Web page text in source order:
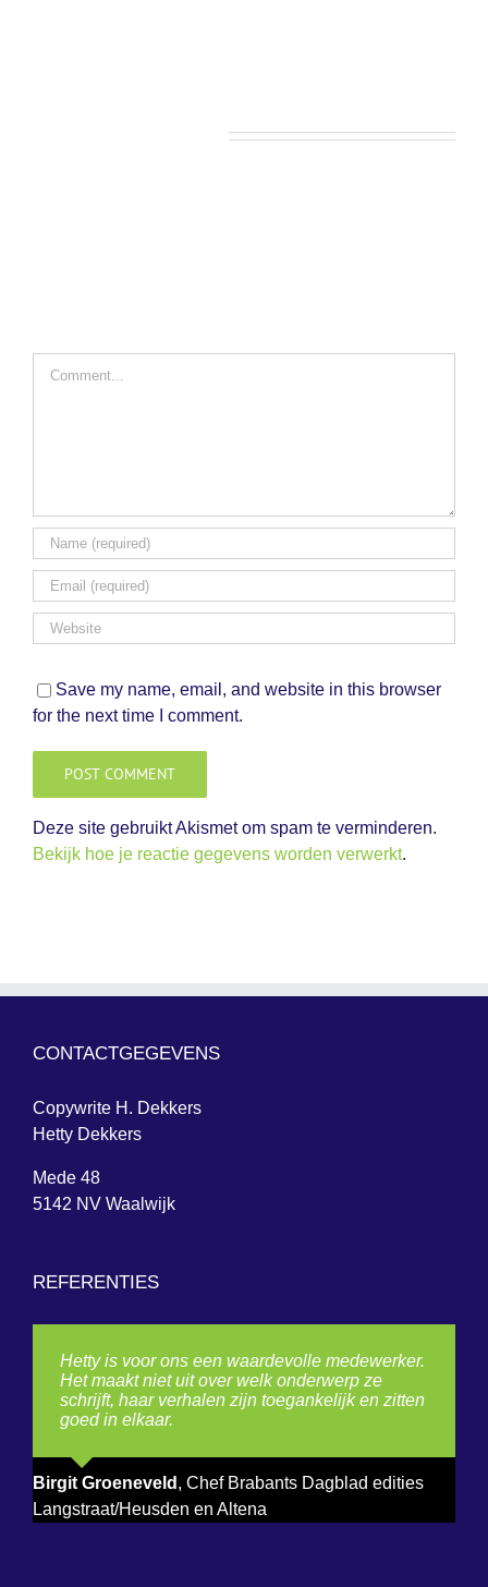
Save my name, email, and website in this browser
for the next time I comment.
Deze site gebruikt Akismet om spam te verminderen.
Bekijk hoe je reactie gegevens worden verwerkt.
CONTACTGEGEVENS
Copywrite H. Dekkers
Hetty Dekkers
Mede 48
5142 NV Waalwijk
REFERENTIES
Hetty is voor ons een waardevolle medewerker.
Het maakt niet uit over welk onderwerp ze
schrijft, haar verhalen zijn toegankelijk en zitten
goed in elkaar.
Birgit Groeneveld , Chef Brabants Dagblad edities
Langstraat/Heusden en Altena